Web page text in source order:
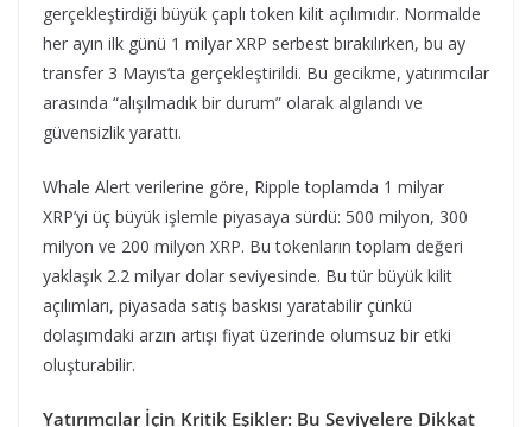
gerçekleştirdiği büyük çaplı token kilit açılımıdır. Normalde
her ayın ilk günü 1 milyar XRP serbest bırakılırken, bu ay
transfer 3 Mayıs’ta gerçekleştirildi. Bu gecikme, yatırımcılar
arasında “alışılmadık bir durum” olarak algılandı ve
güvensizlik yarattı.
Whale Alert verilerine göre, Ripple toplamda 1 milyar
XRP’yi üç büyük işlemle piyasaya sürdü: 500 milyon, 300
milyon ve 200 milyon XRP. Bu tokenların toplam değeri
yaklaşık 2.2 milyar dolar seviyesinde. Bu tür büyük kilit
açılımları, piyasada satış baskısı yaratabilir çünkü
dolaşımdaki arzın artışı fiyat üzerinde olumsuz bir etki
oluşturabilir.
Yatırımcılar İçin Kritik Eşikler: Bu Seviyelere Dikkat